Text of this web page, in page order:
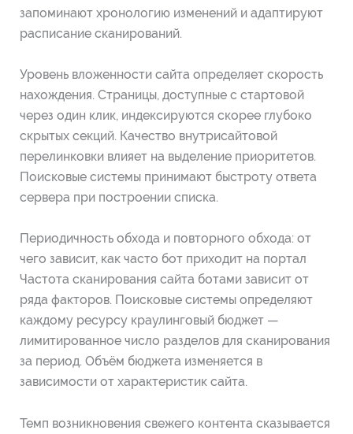
запоминают хронологию изменений и адаптируют
расписание сканирований.
Уровень вложенности сайта определяет скорость
нахождения. Страницы, доступные с стартовой
через один клик, индексируются скорее глубоко
скрытых секций. Качество внутрисайтовой
перелинковки влияет на выделение приоритетов.
Поисковые системы принимают быстроту ответа
сервера при построении списка.
Периодичность обхода и повторного обхода: от
чего зависит, как часто бот приходит на портал
Частота сканирования сайта ботами зависит от
ряда факторов. Поисковые системы определяют
каждому ресурсу краулинговый бюджет —
лимитированное число разделов для сканирования
за период. Объём бюджета изменяется в
зависимости от характеристик сайта.
Темп возникновения свежего контента сказывается